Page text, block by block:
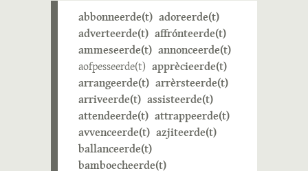
abbonneerde(t) adoreerde(t)
adverteerde(t) affrónteerde(t)
ammeseerde(t) annonceerde(t)
aofpesseerde(t) apprècieerde(t)
arrangeerde(t) arrèrsteerde(t)
arriveerde(t) assisteerde(t)
attendeerde(t) attrappeerde(t)
avvenceerde(t) azjiteerde(t)
ballanceerde(t)
bamboecheerde(t)